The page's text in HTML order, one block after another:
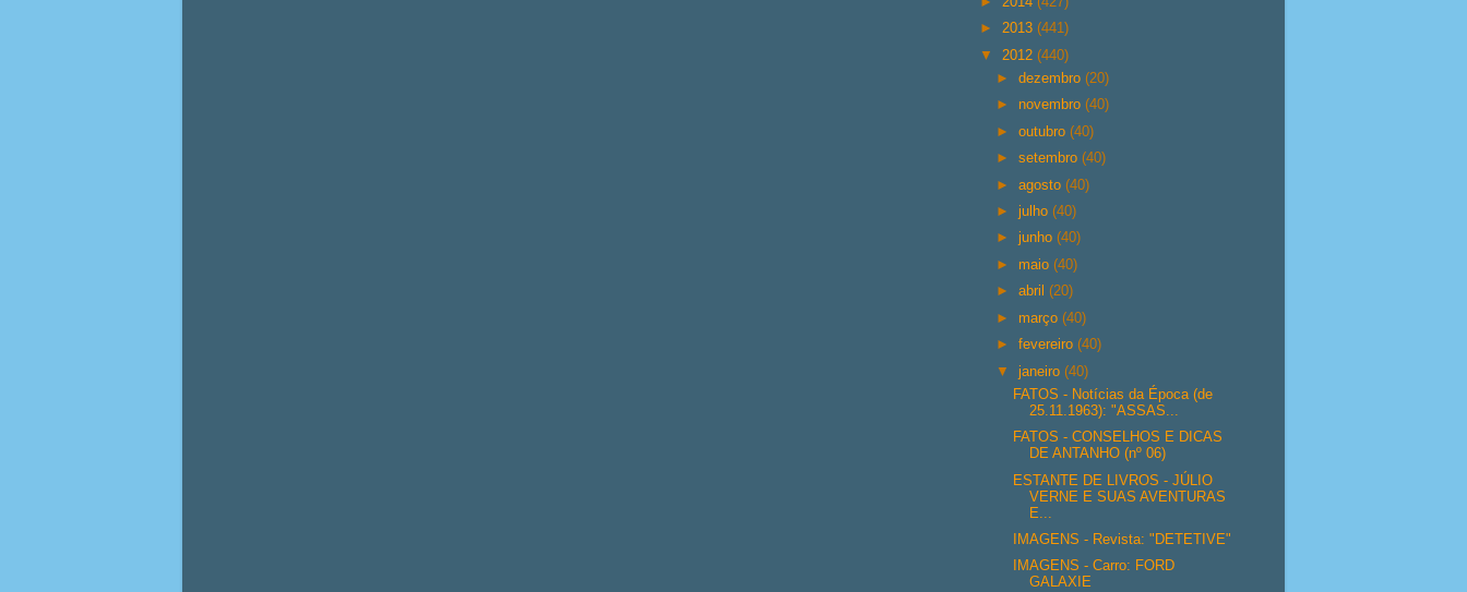
► 2013 (441)
▼ 2012 (440)
►dezembro(20)
► novembro(40)
►outubro(40)
►setembro(40)
►agosto(40)
►julho(40)
►junho(40)
► maio(40)
►abril(20)
► março(40)
►fevereiro(40)
▼janeiro(40)
FATOS - Notícias da Época (de
25.11.1963): "ASSAS...
FATOS - CONSELHOS E DICAS
DE ANTANHO (nº 06)
ESTANTE DE LIVROS - JÚLIO
VERNE E SUAS AVENTURAS
E...
IMAGENS - Revista: "DETETIVE"
IMAGENS - Carro: FORD
GALAXIE